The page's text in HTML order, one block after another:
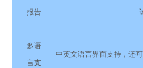
报告
多语
言支
中英文语言界面支持，还